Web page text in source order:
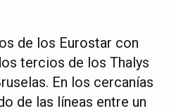
de los Eurostar con
tercios de los Thalys
En los cercanías
de las líneas entre un